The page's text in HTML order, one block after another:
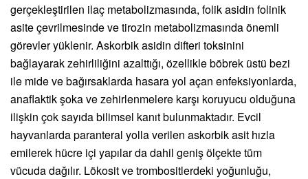
gerçekleştirilen ilaç metabolizmasında, folik asidin folinik
asite çevrilmesinde ve tirozin metabolizmasında önemli
görevler yüklenir. Askorbik asidin difteri toksinini
bağlayarak zehirliliğini azalttığı, özellikle böbrek üstü bezi
ile mide ve bağırsaklarda hasara yol açan enfeksiyonlarda,
anaflaktik şoka ve zehirlenmelere karşı koruyucu olduğuna
ilişkin çok sayıda bilimsel kanıt bulunmaktadır. Evcil
hayvanlarda paranteral yolla verilen askorbik asit hızla
emilerek hücre içi yapılar da dahil geniş ölçekte tüm
vücuda dağılır. Lökosit ve trombositlerdeki yoğunluğu,